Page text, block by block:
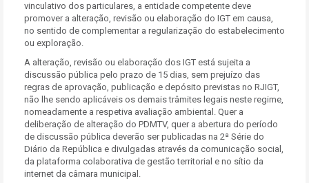
vinculativo dos particulares, a entidade competente deve
promover a alteração, revisão ou elaboração do IGT em causa,
no sentido de complementar a regularização do estabelecimento
ou exploração.
A alteração, revisão ou elaboração dos IGT está sujeita a
discussão pública pelo prazo de 15 dias, sem prejuízo das
regras de aprovação, publicação e depósito previstas no RJIGT,
não lhe sendo aplicáveis os demais trâmites legais neste regime,
nomeadamente a respetiva avaliação ambiental. Quer a
deliberação de alteração do PDMTV, quer a abertura do período
de discussão pública deverão ser publicadas na 2ª Série do
Diário da República e divulgadas através da comunicação social,
da plataforma colaborativa de gestão territorial e no sítio da
internet da câmara municipal.